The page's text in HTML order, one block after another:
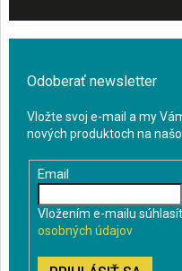
Odoberať newsletter
Vložte svoj e-mail a my
nových produktoch na
Email
Vložením e-mailu
osobných údajov